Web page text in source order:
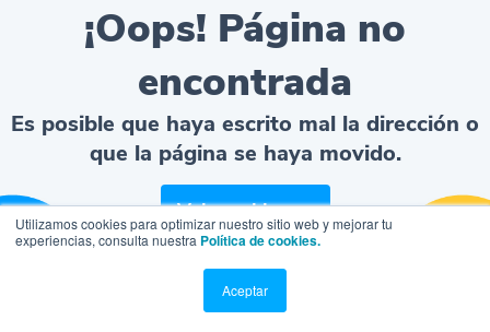
Utilizamos cookies para optimizar nuestro sitio web y mejorar tu
experiencias, consulta nuestra Política de cookies.
Aceptar
¡Oops! Página no
encontrada
Es posible que haya escrito mal la dirección o
que la página se haya movido.
Volver al home